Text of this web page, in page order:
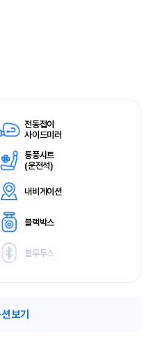
전동접이
사이드미러
통풍시트
(운전석)
내비게이션
블랙박스
블루투스
보기